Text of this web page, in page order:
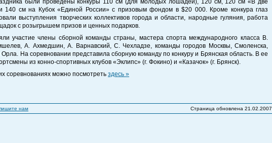
были проведены конкуры 110 см (для молодых лошадей), 120 см, 120 см «В две
см на Кубок «Единой России» с призовым фондом в $20 000. Кроме конкура глаз
выступления творческих коллективов города и области, народные гуляния, работа
с розыгрышем призов и ценных подарков.
участие члены сборной команды страны, мастера спорта международного класса В.
А. Ахмедшин, А. Варнавский, С. Чехладзе, команды городов Москвы, Смоленска,
Орла. На соревновании представила сборную команду по конкуру и Брянская область. В ее
из конно-спортивных клубов «Эклипс» (г. Фокино) и «Казачок» (г. Брянск).
соревнованиях можно посмотреть здесь »
нам Страница обновлена 21.02.2007